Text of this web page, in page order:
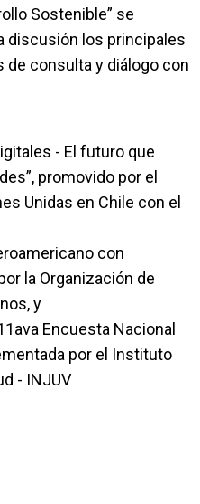
Sostenible” se
discusión los principales
consulta y diálogo con
- El futuro que
promovido por el
Unidas en Chile con el
con
la Organización de
y
Encuesta Nacional
por el Instituto
- INJUV